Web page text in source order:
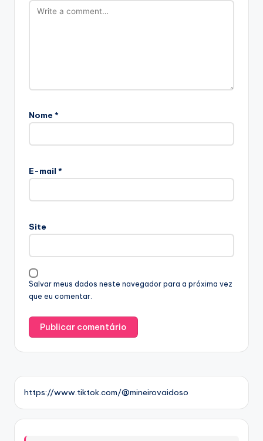
Nome *
E-mail *
Site
Salvar meus dados neste navegador para a próxima vez
que eu comentar.
https://www.tiktok.com/@mineirovaidoso